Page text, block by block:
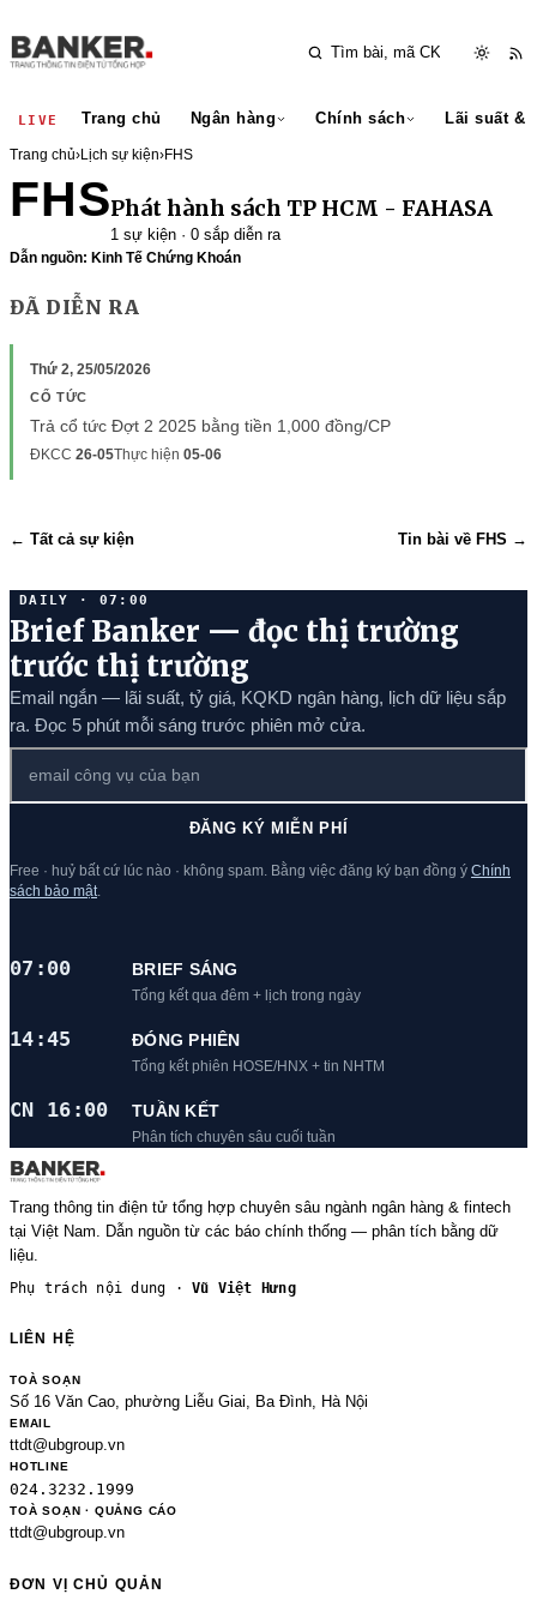
LIVE Trang chủ Ngân hàng Chính sách Lãi suất &
Trang chủ›Lịch sự kiện›FHS
FHSPhát hành sách TP HCM - FAHASA
1 sự kiện · 0 sắp diễn ra
Dẫn nguồn: Kinh Tế Chứng Khoán
ĐÃ DIỄN RA
Thứ 2, 25/05/2026
CỔ TỨC
Trả cổ tức Đợt 2 2025 bằng tiền 1,000 đồng/CP
ĐKCC 26-05Thực hiện 05-06
← Tất cả sự kiện Tin bài về FHS →
DAILY · 07:00
Brief Banker — đọc thị trường
trước thị trường
Email ngắn — lãi suất, tỷ giá, KQKD ngân hàng, lịch dữ liệu sắp
ra. Đọc 5 phút mỗi sáng trước phiên mở cửa.
ĐĂNG KÝ MIỄN PHÍ
Free · huỷ bất cứ lúc nào · không spam. Bằng việc đăng ký bạn đồng ý Chính
sách bảo mật
07:00 BRIEF SÁNG
Tổng kết qua đêm + lịch trong ngày
14:45 ĐÓNG PHIÊN
Tổng kết phiên HOSE/HNX + tin NHTM
CN 16:00 TUẦN KẾT
Phân tích chuyên sâu cuối tuần
Trang thông tin điện tử tổng hợp chuyên sâu ngành ngân hàng & fintech
tại Việt Nam. Dẫn nguồn từ các báo chính thống — phân tích bằng dữ
liệu.
Phụ trách nội dung ·Vũ Việt Hưng
LIÊN HỆ
TOÀ SOẠN
Số 16 Văn Cao, phường Liễu Giai, Ba Đình, Hà Nội
EMAIL
ttdt@ubgroup.vn
HOTLINE
024.3232.1999
TOÀ SOẠN · QUẢNG CÁO
ttdt@ubgroup.vn
ĐƠN VỊ CHỦ QUẢN